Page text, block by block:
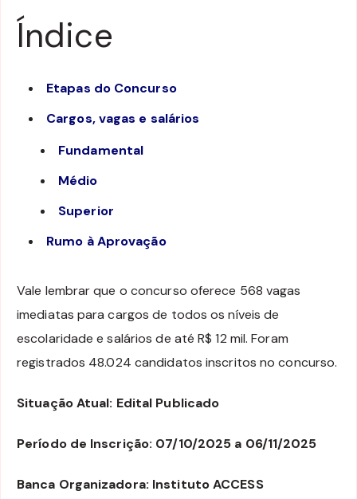
Índice
Etapas do Concurso
Cargos, vagas e salários
Fundamental
Médio
Superior
Rumo à Aprovação
Vale lembrar que o concurso oferece 568 vagas
imediatas para cargos de todos os níveis de
escolaridade e salários de até R$ 12 mil. Foram
registrados 48.024 candidatos inscritos no concurso.
Situação Atual: Edital Publicado
Período de Inscrição: 07/10/2025 a 06/11/2025
Banca Organizadora: Instituto ACCESS